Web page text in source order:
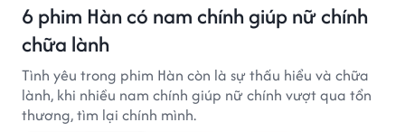
6 phim Hàn có nam chính giúp nữ chính
chữa lành
Tình yêu trong phim Hàn còn là sự thấu hiểu và chữa
lành, khi nhiều nam chính giúp nữ chính vượt qua tổn
thương, tìm lại chính mình.